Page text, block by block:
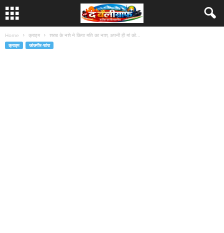
Home क्राइम शराब के नशे ने किया मति का नाश, अपनी ही मां को...
क्राइम जांजगीर-चांपा